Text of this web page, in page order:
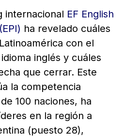
internacional EF English
ha revelado cuáles
con el
inglés y cuáles
que cerrar. Este
la competencia
100 naciones, ha
en la región a
(puesto 28),